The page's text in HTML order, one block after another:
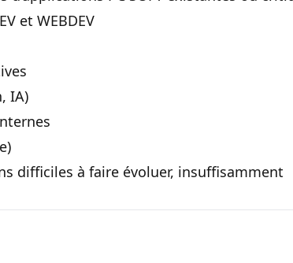
et WEBDEV
IA)
difficiles à faire évoluer, insuffisamment